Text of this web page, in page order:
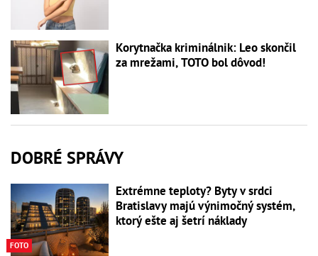
Korytnačka kriminálnik: Leo skončil
za mrežami, TOTO bol dôvod!
DOBRÉ SPRÁVY
FOTO
Extrémne teploty? Byty v srdci
Bratislavy majú výnimočný systém,
ktorý ešte aj šetrí náklady